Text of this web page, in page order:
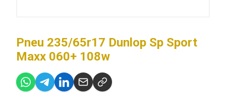
Pneu 235/65r17 Dunlop Sp Sport
Maxx 060+ 108w